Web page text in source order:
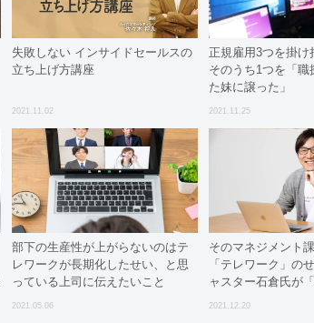
失敗しない インサイドセールスの
立ち上げ方講座
2021.11.02
正規雇用3つを掛け
そのうち1つを「職
た妹に譲った」
2021.11.25
部下の生産性が上がらないのはテ
レワークが長期化したせい、と思
っている上司に伝えたいこと
2021.05.06
そのマネジメント
「テレワーク」の
ャスター石倉氏が
ュ力」を語る
2021.12.20